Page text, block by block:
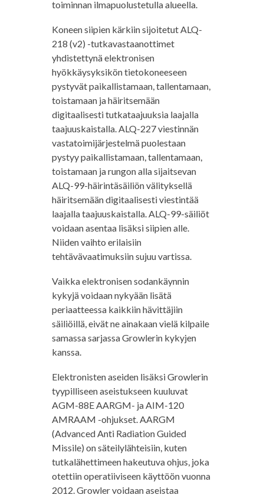
toiminnan ilmapuolustetulla alueella.
Koneen siipien kärkiin sijoitetut ALQ-
218 (v2) -tutkavastaanottimet
yhdistettynä elektronisen
hyökkäysyksikön tietokoneeseen
pystyvät paikallistamaan, tallentamaan,
toistamaan ja häiritsemään
digitaalisesti tutkataajuuksia laajalla
taajuuskaistalla. ALQ-227 viestinnän
vastatoimijärjestelmä puolestaan
pystyy paikallistamaan, tallentamaan,
toistamaan ja rungon alla sijaitsevan
ALQ-99-häirintäsäiliön välityksellä
häiritsemään digitaalisesti viestintää
laajalla taajuuskaistalla. ALQ-99-säiliöt
voidaan asentaa lisäksi siipien alle.
Niiden vaihto erilaisiin
tehtävävaatimuksiin sujuu vartissa.
Vaikka elektronisen sodankäynnin
kykyjä voidaan nykyään lisätä
periaatteessa kaikkiin hävittäjiin
säiliöillä, eivät ne ainakaan vielä kilpaile
samassa sarjassa Growlerin kykyjen
kanssa.
Elektronisten aseiden lisäksi Growlerin
tyypilliseen aseistukseen kuuluvat
AGM-88E AARGM- ja AIM-120
AMRAAM -ohjukset. AARGM
(Advanced Anti Radiation Guided
Missile) on säteilylähteisiin, kuten
tutkalähettimeen hakeutuva ohjus, joka
otettiin operatiiviseen käyttöön vuonna
2012. Growler voidaan aseistaa